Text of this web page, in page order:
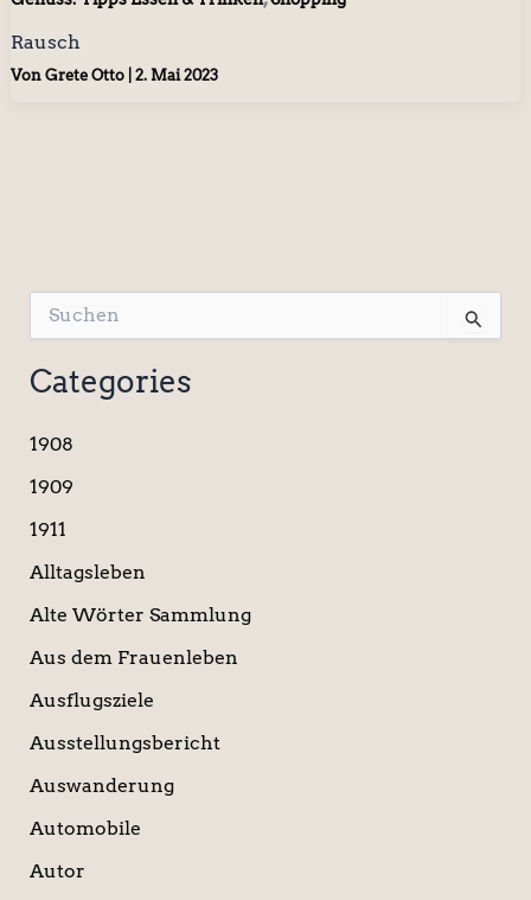
Rausch
Von Grete Otto 2. Mai 2023
u
c
h
n
a
h
Categories
1908
1909
1911
Alltagsleben
Alte Wörter Sammlung
Aus dem Frauenleben
Ausflugsziele
Ausstellungsbericht
Auswanderung
Automobile
Autor